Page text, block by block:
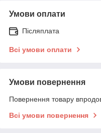
Умови оплати
Післяплата
Всі умови оплати
Умови повернення
Повернення товару
Всі умови повернення